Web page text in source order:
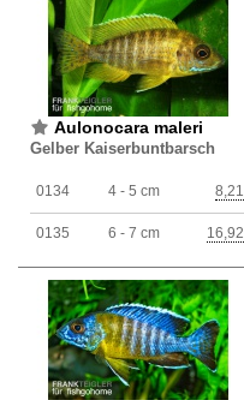
Aulonocara maleri
Gelber Kaiserbuntbarsch
0134 4 - 5 cm 8,21
0135 6 - 7 cm 16,92